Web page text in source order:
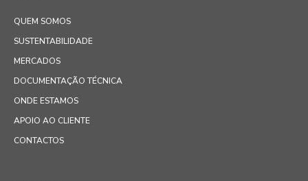
QUEM SOMOS
SUSTENTABILIDADE
MERCADOS
DOCUMENTAÇÃO TÉCNICA
ONDE ESTAMOS
APOIO AO CLIENTE
CONTACTOS